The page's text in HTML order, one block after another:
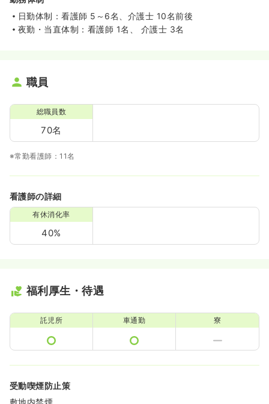
日勤体制：看護師 5～6名、介護士 10名前後
夜勤・当直体制：看護師 1名、 介護士 3名
職員
総職員数
70名
※常勤看護師：11名
看護師の詳細
有休消化率
40%
福利厚生・待遇
託児所 車通勤 寮
受動喫煙防止策
敷地内禁煙